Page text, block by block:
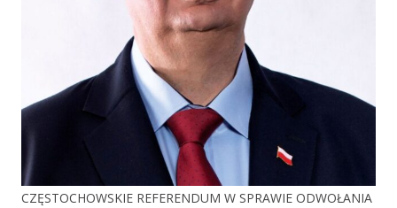
CZĘSTOCHOWSKIE REFERENDUM W SPRAWIE ODWOŁANIA